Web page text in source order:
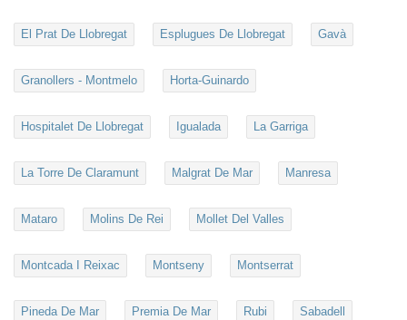
El Prat De Llobregat Esplugues De Llobregat Gavà
Granollers - Montmelo Horta-Guinardo
Hospitalet De Llobregat Igualada La Garriga
La Torre De Claramunt Malgrat De Mar Manresa
Mataro Molins De Rei Mollet Del Valles
Montcada I Reixac Montseny Montserrat
Pineda De Mar Premia De Mar Rubi Sabadell